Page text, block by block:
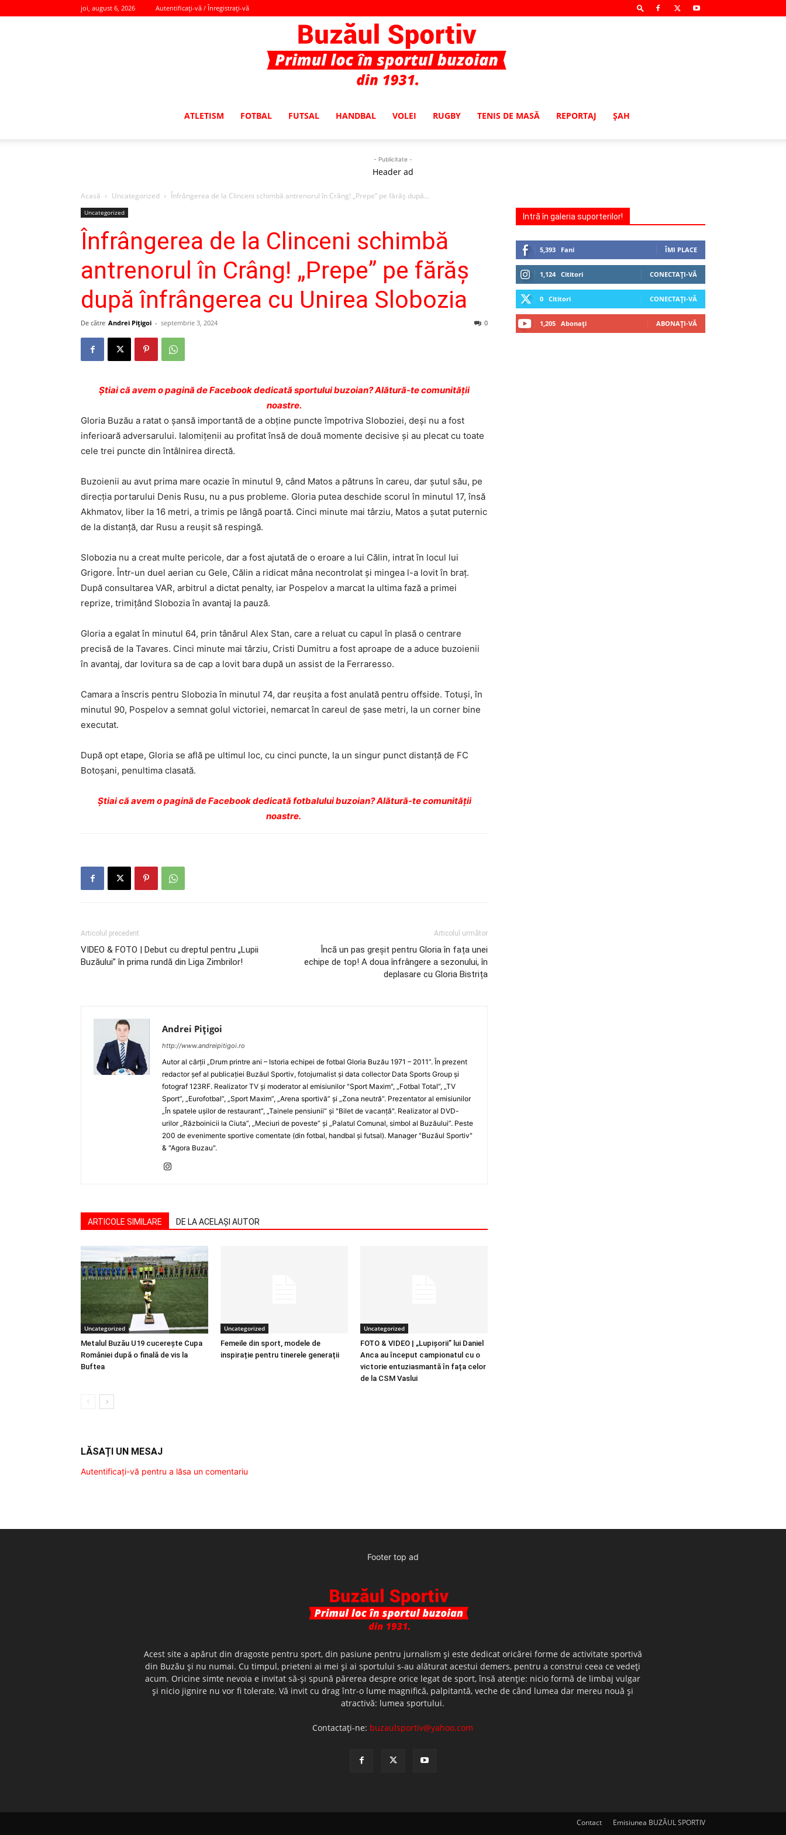
joi, august 6, 2026 Autentificați-vă / Înregistrați-vă
Sportiv
ATLETISM FOTBAL FUTSAL HANDBAL VOLEI RUGBY TENIS DE MASĂ REPORTAJ ŞAH
- Publicitate -
Header ad
Acasă Uncategorized Înfrângerea de la Clinceni schimbă antrenorul în Crâng! „Prepe” pe fărăș după...
Uncategorized
Înfrângerea de la Clinceni schimbă
antrenorul în Crâng! „Prepe” pe fărăș
după înfrângerea cu Unirea Slobozia
De către Andrei Pițigoi - septembrie 3, 2024 0
Ştiai că avem o pagină de Facebook dedicată sportului buzoian? Alătură-te comunității
noastre.
Gloria Buzău a ratat o șansă importantă de a obține puncte împotriva Sloboziei, deși nu a fost
inferioară adversarului. Ialomițenii au profitat însă de două momente decisive și au plecat cu toate
cele trei puncte din întâlnirea directă.
Buzoienii au avut prima mare ocazie în minutul 9, când Matos a pătruns în careu, dar șutul său, pe
direcția portarului Denis Rusu, nu a pus probleme. Gloria putea deschide scorul în minutul 17, însă
Akhmatov, liber la 16 metri, a trimis pe lângă poartă. Cinci minute mai târziu, Matos a șutat puternic
de la distanță, dar Rusu a reușit să respingă.
Slobozia nu a creat multe pericole, dar a fost ajutată de o eroare a lui Călin, intrat în locul lui
Grigore. Într-un duel aerian cu Gele, Călin a ridicat mâna necontrolat și mingea l-a lovit în braț.
După consultarea VAR, arbitrul a dictat penalty, iar Pospelov a marcat la ultima fază a primei
reprize, trimițând Slobozia în avantaj la pauză.
Gloria a egalat în minutul 64, prin tânărul Alex Stan, care a reluat cu capul în plasă o centrare
precisă de la Tavares. Cinci minute mai târziu, Cristi Dumitru a fost aproape de a aduce buzoienii
în avantaj, dar lovitura sa de cap a lovit bara după un assist de la Ferraresso.
Camara a înscris pentru Slobozia în minutul 74, dar reușita a fost anulată pentru offside. Totuși, în
minutul 90, Pospelov a semnat golul victoriei, nemarcat în careul de șase metri, la un corner bine
executat.
După opt etape, Gloria se află pe ultimul loc, cu cinci puncte, la un singur punct distanță de FC
Botoșani, penultima clasată.
Ştiai că avem o pagină de Facebook dedicată fotbalului buzoian? Alătură-te comunității
noastre.
Articolul precedent
VIDEO & FOTO | Debut cu dreptul pentru „Lupii
Buzăului” în prima rundă din Liga Zimbrilor!
Articolul următor
Încă un pas greșit pentru Gloria în fața unei
echipe de top! A doua înfrângere a sezonului, în
deplasare cu Gloria Bistrița
Andrei Pițigoi
http://www.andreipitigoi.ro
Autor al cărţii „Drum printre ani – Istoria echipei de fotbal Gloria Buzău 1971 – 2011”. În prezent
redactor şef al publicaţiei Buzăul Sportiv, fotojurnalist şi data collector Data Sports Group şi
fotograf 123RF. Realizator TV şi moderator al emisiunilor "Sport Maxim", „Fotbal Total”, „TV
Sport”, „Eurofotbal”, „Sport Maxim”, „Arena sportivă” şi „Zona neutră”. Prezentator al emisiunilor
„În spatele uşilor de restaurant”, „Tainele pensiunii” şi "Bilet de vacanţă". Realizator al DVD-
urilor „Războinicii la Ciuta”, „Meciuri de poveste” şi „Palatul Comunal, simbol al Buzăului”. Peste
200 de evenimente sportive comentate (din fotbal, handbal şi futsal). Manager "Buzăul Sportiv"
& "Agora Buzau".
ARTICOLE SIMILARE DE LA ACELAȘI AUTOR
Uncategorized
Metalul Buzău U19 cucerește Cupa
României după o finală de vis la
Buftea
Uncategorized
Femeile din sport, modele de
inspirație pentru tinerele generații
Uncategorized
FOTO & VIDEO | „Lupișorii” lui Daniel
Anca au început campionatul cu o
victorie entuziasmantă în fața celor
de la CSM Vaslui
LĂSAȚI UN MESAJ
Autentificați-vă pentru a lăsa un comentariu
Intră în galeria suporterilor!
5,393 Fani ÎMI PLACE
1,124 Cititori CONECTAȚI-VĂ
0 Cititori CONECTAȚI-VĂ
1,205 Abonați ABONAȚI-VĂ
Footer top ad
Acest site a apărut din dragoste pentru sport, din pasiune pentru jurnalism şi este dedicat oricărei forme de activitate sportivă
din Buzău şi nu numai. Cu timpul, prieteni ai mei şi ai sportului s-au alăturat acestui demers, pentru a construi ceea ce vedeţi
acum. Oricine simte nevoia e invitat să-şi spună părerea despre orice legat de sport, însă atenţie: nicio formă de limbaj vulgar
şi nicio jignire nu vor fi tolerate. Vă invit cu drag într-o lume magnifică, palpitantă, veche de când lumea dar mereu nouă şi
atractivă: lumea sportului.
Contactați-ne: buzaulsportiv@yahoo.com
Contact Emisiunea BUZĂUL SPORTIV